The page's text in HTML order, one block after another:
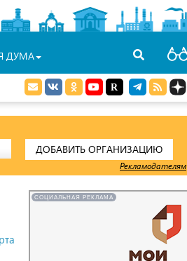
ДУМА
ДОБАВИТЬ ОРГАНИЗАЦИЮ
Рекламодателям
СОЦИАЛЬНАЯ РЕКЛАМА